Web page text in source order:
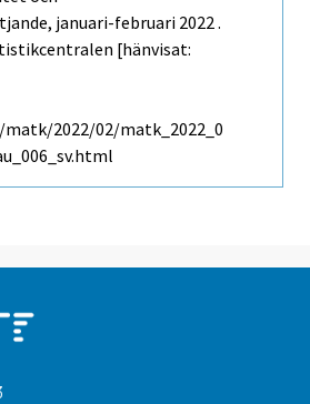
januari-februari 2022 .
[hänvisat:
2022/02/matk_2022_0